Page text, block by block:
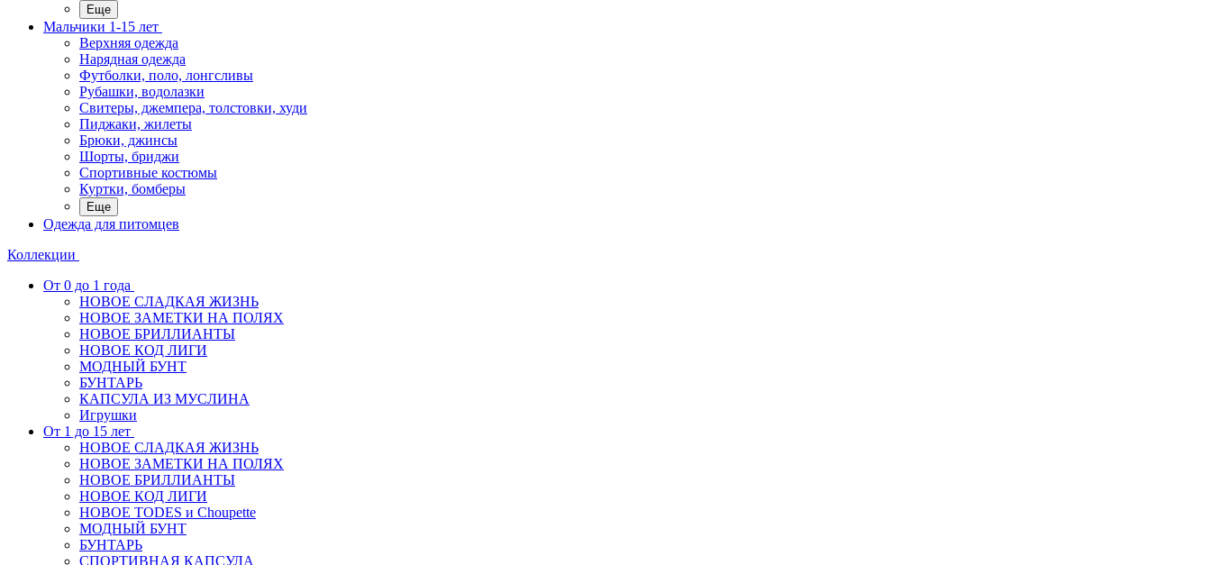
Еще
Мальчики 1-15 лет
Верхняя одежда
Нарядная одежда
Футболки, поло, лонгсливы
Рубашки, водолазки
Свитеры, джемпера, толстовки, худи
Пиджаки, жилеты
Брюки, джинсы
Шорты, бриджи
Спортивные костюмы
Куртки, бомберы
Еще
Одежда для питомцев
Коллекции
От 0 до 1 года
НОВОЕ СЛАДКАЯ ЖИЗНЬ
НОВОЕ ЗАМЕТКИ НА ПОЛЯХ
НОВОЕ БРИЛЛИАНТЫ
НОВОЕ КОД ЛИГИ
МОДНЫЙ БУНТ
БУНТАРЬ
КАПСУЛА ИЗ МУСЛИНА
Игрушки
От 1 до 15 лет
НОВОЕ СЛАДКАЯ ЖИЗНЬ
НОВОЕ ЗАМЕТКИ НА ПОЛЯХ
НОВОЕ БРИЛЛИАНТЫ
НОВОЕ КОД ЛИГИ
НОВОЕ TODES и Choupette
МОДНЫЙ БУНТ
БУНТАРЬ
СПОРТИВНАЯ КАПСУЛА